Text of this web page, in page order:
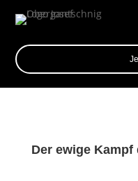
Der ewige Kampf